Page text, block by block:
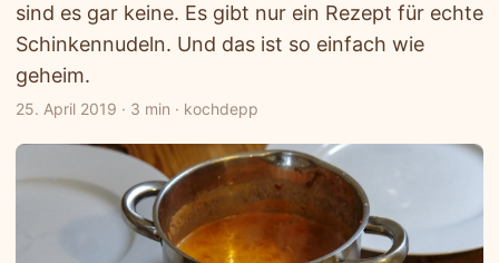
sind es gar keine. Es gibt nur ein Rezept für echte
Schinkennudeln. Und das ist so einfach wie
geheim.
25. April 2019 · 3 min · kochdepp